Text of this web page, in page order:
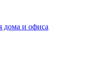
дома и офиса